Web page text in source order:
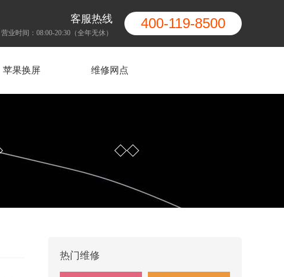
客服热线
营业时间：08:00-20:30（全年无休）
400-119-8500
苹果换屏 维修网点
热门维修